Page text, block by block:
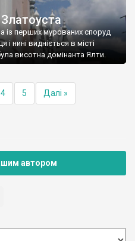
із перших мурованих споруд
нині видніється в місті
висотна домінанта Ялти.
4 5 Далі »
автором